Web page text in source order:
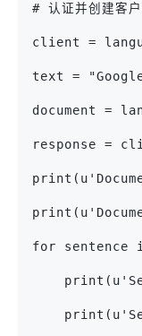
# 认证并创建客
client =
text = "Google
document =
response =
for sentence